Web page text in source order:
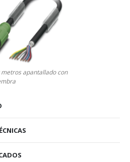
metros apantallado con